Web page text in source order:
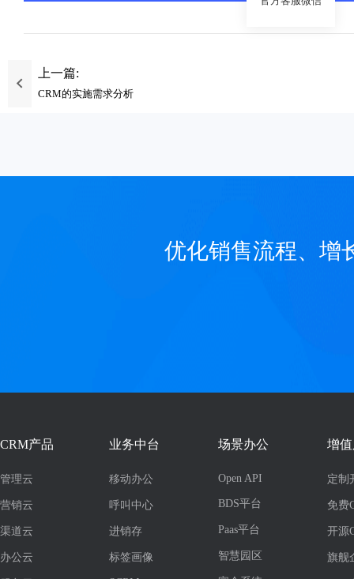
上一篇:
CRM的实施需求分析
优化销售流程、增
CRM产品
管理云
营销云
渠道云
办公云
业务中台
移动办公
呼叫中心
进销存
标签画像
场景办公
Open API
BDS平台
Paas平台
智慧园区
增
定制
免费
开源
旗舰